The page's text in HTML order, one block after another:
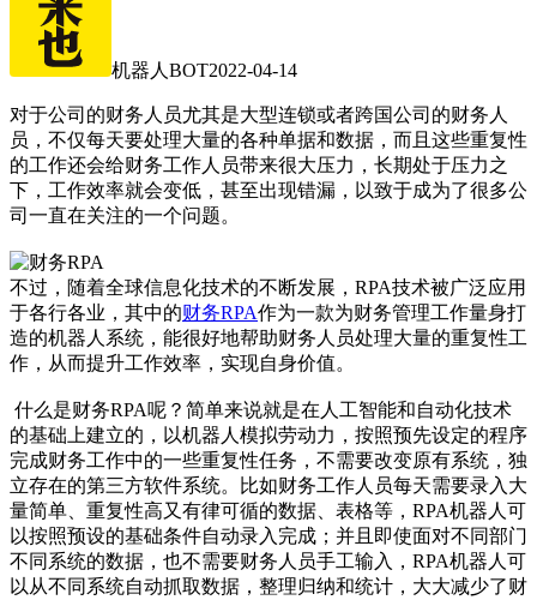
机器人BOT2022-04-14
对于公司的财务人员尤其是大型连锁或者跨国公司的财务人
员，不仅每天要处理大量的各种单据和数据，而且这些重复性
的工作还会给财务工作人员带来很大压力，长期处于压力之
下，工作效率就会变低，甚至出现错漏，以致于成为了很多公
司一直在关注的一个问题。
不过，随着全球信息化技术的不断发展，RPA技术被广泛应用
于各行各业，其中的财务RPA作为一款为财务管理工作量身打
造的机器人系统，能很好地帮助财务人员处理大量的重复性工
作，从而提升工作效率，实现自身价值。
什么是财务RPA呢？简单来说就是在人工智能和自动化技术
的基础上建立的，以机器人模拟劳动力，按照预先设定的程序
完成财务工作中的一些重复性任务，不需要改变原有系统，独
立存在的第三方软件系统。比如财务工作人员每天需要录入大
量简单、重复性高又有律可循的数据、表格等，RPA机器人可
以按照预设的基础条件自动录入完成；并且即使面对不同部门
不同系统的数据，也不需要财务人员手工输入，RPA机器人可
以从不同系统自动抓取数据，整理归纳和统计，大大减少了财